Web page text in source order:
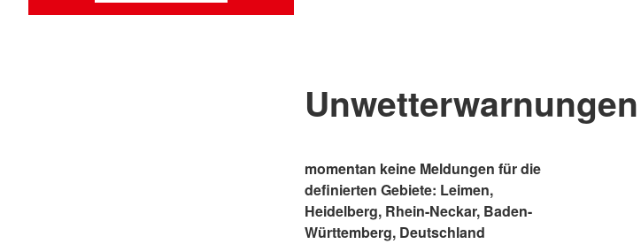
Unwetterwarnungen
momentan keine Meldungen für die
definierten Gebiete: Leimen,
Heidelberg, Rhein-Neckar, Baden-
Württemberg, Deutschland